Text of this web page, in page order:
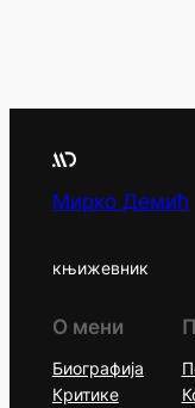
Мирко Демић
књижевник
О мени
Биографија
Критике